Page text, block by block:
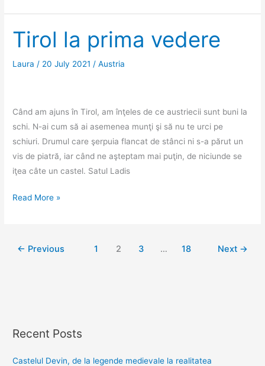
cu
zeci
de
palate
Tirol la prima vedere
Laura / 20 July 2021 /Austria
Când am ajuns în Tirol, am înţeles de ce austriecii sunt buni la
schi. N-ai cum să ai asemenea munţi şi să nu te urci pe
schiuri. Drumul care şerpuia flancat de stânci ni s-a părut un
vis de piatră, iar când ne aşteptam mai puţin, de niciunde se
iţea câte un castel. Satul Ladis
Tirol
Read More »
← Previous 1 2 3 … 18 Next →
Recent Posts
Castelul Devin, de la legende medievale la realitatea